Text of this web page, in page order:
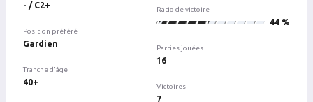
- / C2+
Position préféré
Gardien
Tranche d'âge
40+
Ratio de victoire
7 44 %
Parties jouées
16
Victoires
7